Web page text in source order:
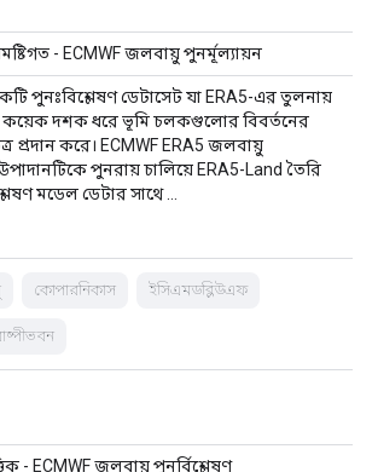
- ECMWF জলবায়ু পুনর্মূল্যায়ন
পুনঃবিশ্লেষণ ডেটাসেট যা ERA5-এর তুলনায়
কয়েক দশক ধরে ভূমি চলকগুলোর বিবর্তনের
প্রদান করে। ECMWF ERA5 জলবায়ু
পুনরায় চালিয়ে ERA5-Land তৈরি
মডেল ডেটার সাথে …
কোপারনিকাস ইসিএমডব্লিউএফ
- ECMWF জলবায়ু পুনর্বিশ্লেষণ